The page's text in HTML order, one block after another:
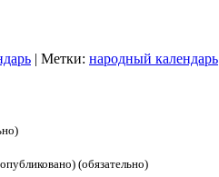
| Метки: народный календарь
(обязательно)